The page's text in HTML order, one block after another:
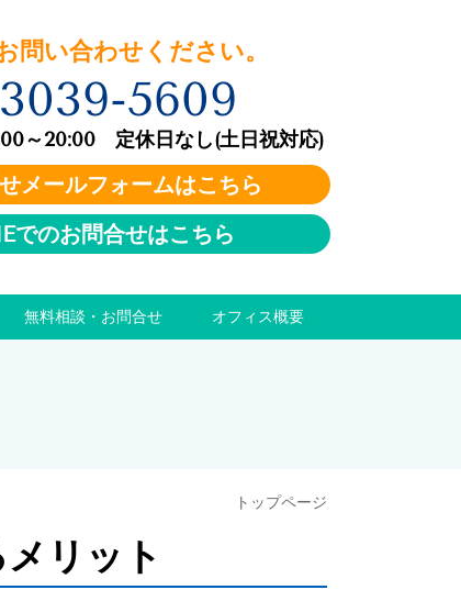
い合わせください。
5609
20:00 定休日なし(土日祝対応)
メールフォームはこちら
でのお問合せはこちら
無料相談・お問合せ オフィス概要
トップページ
リット